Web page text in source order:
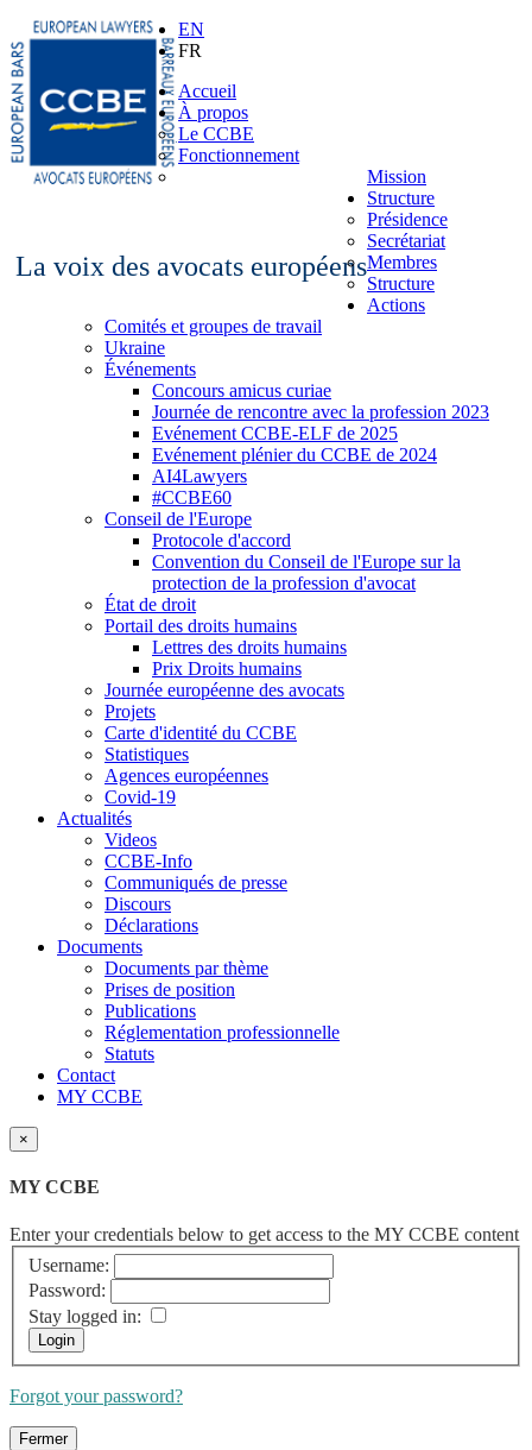
La voix des avocats européens
EN
FR
Accueil
À propos
Le CCBE
Fonctionnement
Mission
Structure
Présidence
Secrétariat
Membres
Structure
Actions
Comités et groupes de travail
Ukraine
Événements
Concours amicus curiae
Journée de rencontre avec la profession 2023
Evénement CCBE-ELF de 2025
Evénement plénier du CCBE de 2024
AI4Lawyers
#CCBE60
Conseil de l'Europe
Protocole d'accord
Convention du Conseil de l'Europe sur la
protection de la profession d'avocat
État de droit
Portail des droits humains
Lettres des droits humains
Prix Droits humains
Journée européenne des avocats
Projets
Carte d'identité du CCBE
Statistiques
Agences européennes
Covid-19
Actualités
Videos
CCBE-Info
Communiqués de presse
Discours
Déclarations
Documents
Documents par thème
Prises de position
Publications
Réglementation professionnelle
Statuts
Contact
MY CCBE
×
MY CCBE
Enter your credentials below to get access to the MY CCBE content
Username:
Password:
Stay logged in:
Forgot your password?
Fermer